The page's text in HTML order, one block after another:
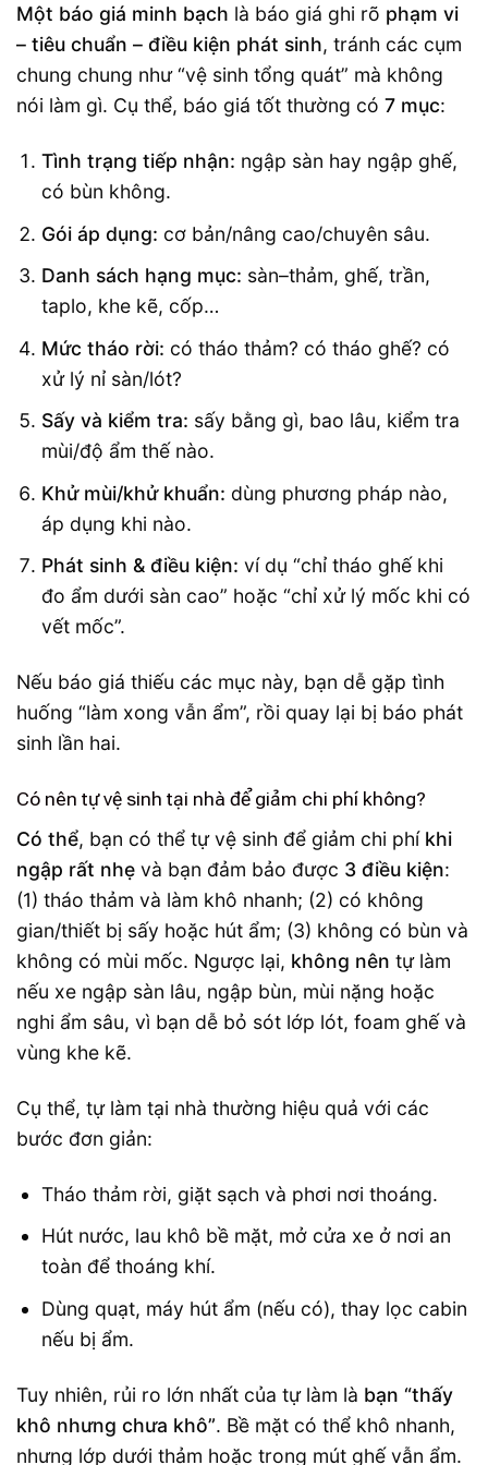
Một báo giá minh bạch là báo giá ghi rõ phạm vi
– tiêu chuẩn – điều kiện phát sinh, tránh các cụm
chung chung như “vệ sinh tổng quát” mà không
nói làm gì. Cụ thể, báo giá tốt thường có 7 mục:
Tình trạng tiếp nhận: ngập sàn hay ngập ghế,
có bùn không.
Gói áp dụng: cơ bản/nâng cao/chuyên sâu.
Danh sách hạng mục: sàn–thảm, ghế, trần,
taplo, khe kẽ, cốp…
Mức tháo rời: có tháo thảm? có tháo ghế? có
xử lý nỉ sàn/lót?
Sấy và kiểm tra: sấy bằng gì, bao lâu, kiểm tra
mùi/độ ẩm thế nào.
Khử mùi/khử khuẩn: dùng phương pháp nào,
áp dụng khi nào.
Phát sinh & điều kiện: ví dụ “chỉ tháo ghế khi
đo ẩm dưới sàn cao” hoặc “chỉ xử lý mốc khi có
vết mốc”.
Nếu báo giá thiếu các mục này, bạn dễ gặp tình
huống “làm xong vẫn ẩm”, rồi quay lại bị báo phát
sinh lần hai.
Có nên tự vệ sinh tại nhà để giảm chi phí không?
Có thể, bạn có thể tự vệ sinh để giảm chi phí khi
ngập rất nhẹ và bạn đảm bảo được 3 điều kiện:
(1) tháo thảm và làm khô nhanh; (2) có không
gian/thiết bị sấy hoặc hút ẩm; (3) không có bùn và
không có mùi mốc. Ngược lại, không nên tự làm
nếu xe ngập sàn lâu, ngập bùn, mùi nặng hoặc
nghi ẩm sâu, vì bạn dễ bỏ sót lớp lót, foam ghế và
vùng khe kẽ.
Cụ thể, tự làm tại nhà thường hiệu quả với các
bước đơn giản:
Tháo thảm rời, giặt sạch và phơi nơi thoáng.
Hút nước, lau khô bề mặt, mở cửa xe ở nơi an
toàn để thoáng khí.
Dùng quạt, máy hút ẩm (nếu có), thay lọc cabin
nếu bị ẩm.
Tuy nhiên, rủi ro lớn nhất của tự làm là bạn “thấy
khô nhưng chưa khô”. Bề mặt có thể khô nhanh,
nhưng lớp dưới thảm hoặc trong mút ghế vẫn ẩm.